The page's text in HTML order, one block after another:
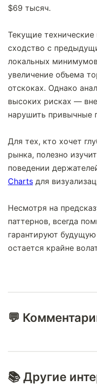
$69 тысяч.
Текущие
сходство с
локальных
увеличение объема
отскоках. Однако
высоких рисках —
нарушить привычные
Для тех, кто хочет
рынка, полезно
поведении
Charts для
Несмотря на
паттернов, всегда
гарантируют
остается крайне
💬
📚 Другие